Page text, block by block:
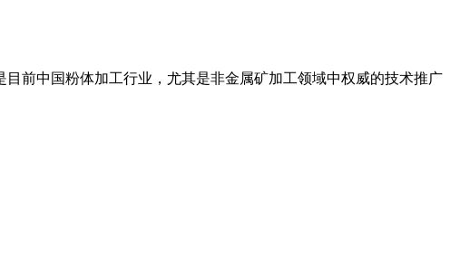
前中国粉体加工行业，尤其是非金属矿加工领域中权威的技术推广